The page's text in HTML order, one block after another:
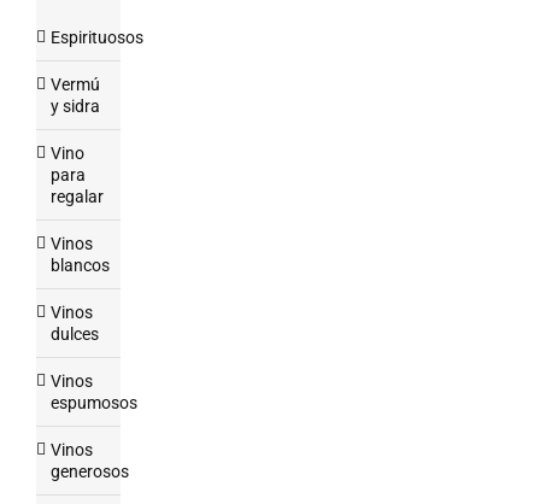
Espirituosos
Vermú
y sidra
Vino
para
regalar
Vinos
blancos
Vinos
dulces
Vinos
espumosos
Vinos
generosos